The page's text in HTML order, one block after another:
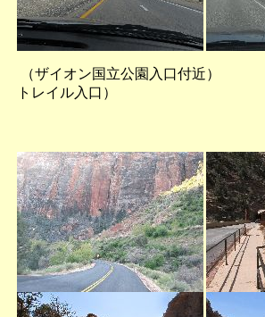
（ザイオン国立公園入口付近）
トレイル入口）